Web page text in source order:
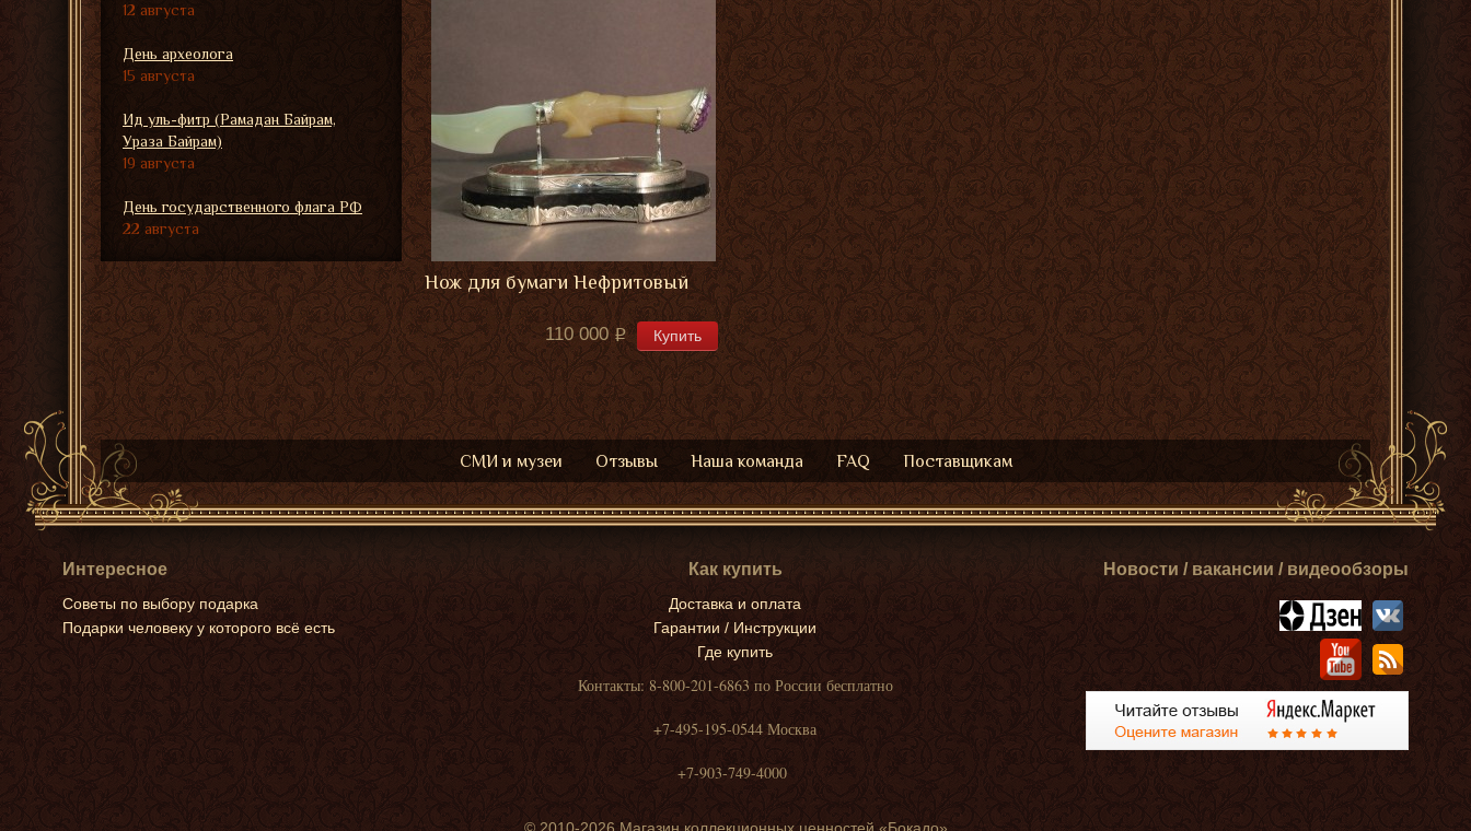
Нож для бумаги Нефритовый
110 000 Купить
12 августа
День археолога
15 августа
Ид уль-фитр (Рамадан Байрам,
Ураза Байрам)
19 августа
День государственного флага РФ
22 августа
СМИ и музеи Отзывы Наша команда FAQ Поставщикам
Интересное
Советы по выбору подарка
Подарки человеку у которого всё есть
Как купить
Доставка и оплата
Гарантии / Инструкции
Где купить
Контакты: 8-800-201-6863 по России бесплатно
+7-495-195-0544 Москва
+7-903-749-4000
Новости / вакансии / видеообзоры